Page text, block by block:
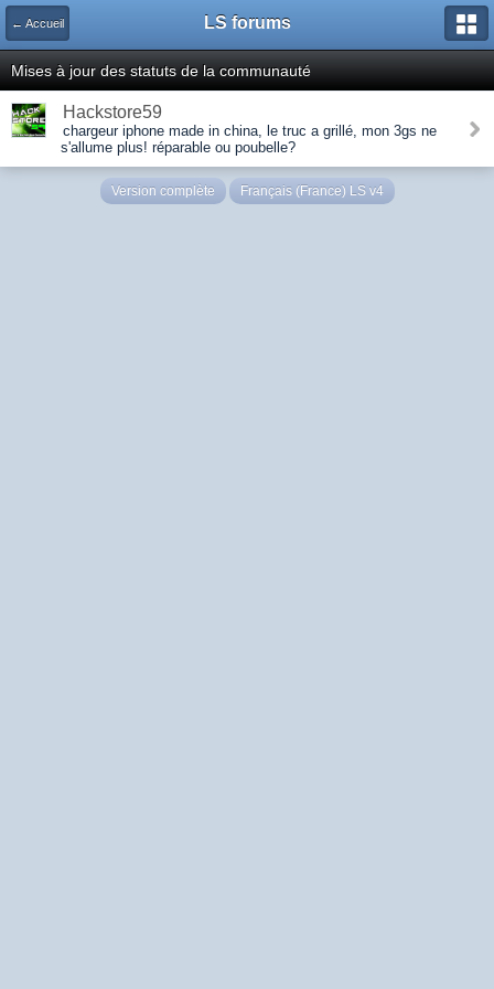
← Accueil LS forums
Mises à jour des statuts de la communauté
Hackstore59
chargeur iphone made in china, le truc a grillé, mon 3gs ne
s'allume plus! réparable ou poubelle?
Version complète Français (France) LS v4